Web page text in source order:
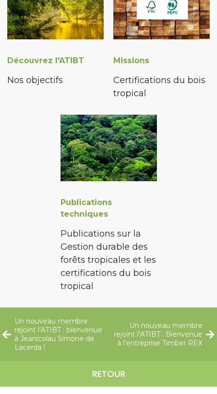
Découvrez l'ATIBT
Nos objectifs
Missions
Certifications du bois
tropical
Publications
techniques
Publications sur la
Gestion durable des
forêts tropicales et les
certifications du bois
tropical
Un nouveau membre
rejoint l’ATIBT : bienvenue
à Jeanicolau Simone de
Lacerda !
RETOUR
Un nouveau membre
rejoint l’ATIBT : Bienvenue
à l’entreprise Timber REX